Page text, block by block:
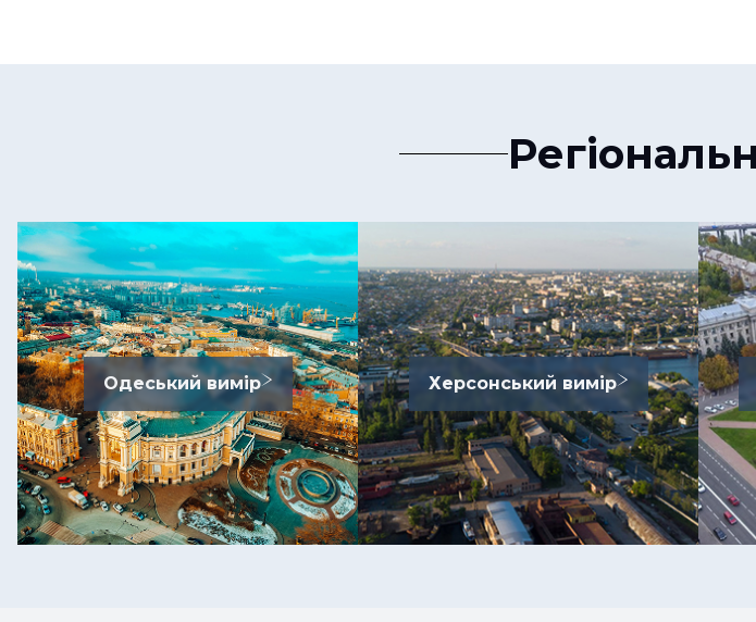
Одеський вимір Херсонський вимір